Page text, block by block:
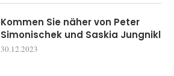
Kommen Sie näher von Peter
Simonischek und Saskia Jungnikl
30.12.2023